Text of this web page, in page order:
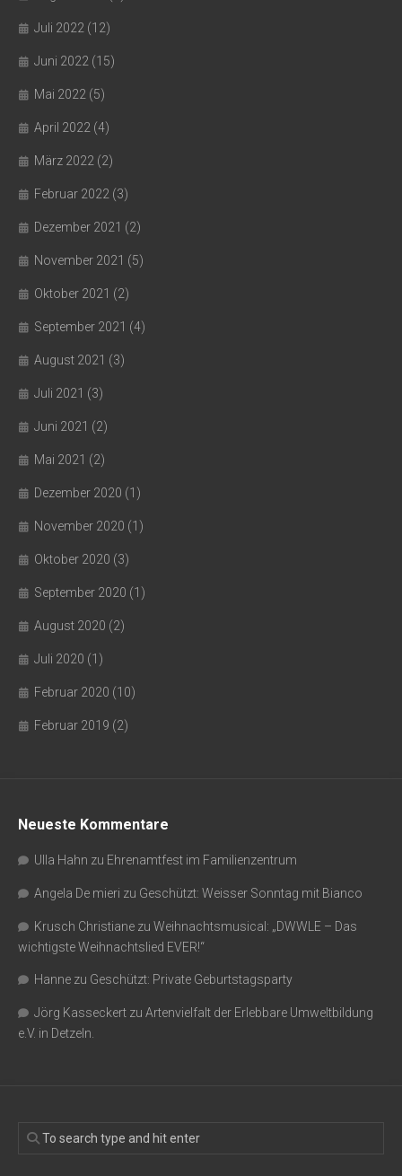
Juli 2022 (12)
Juni 2022 (15)
Mai 2022 (5)
April 2022 (4)
März 2022 (2)
Februar 2022 (3)
Dezember 2021 (2)
November 2021 (5)
Oktober 2021 (2)
September 2021 (4)
August 2021 (3)
Juli 2021 (3)
Juni 2021 (2)
Mai 2021 (2)
Dezember 2020 (1)
November 2020 (1)
Oktober 2020 (3)
September 2020 (1)
August 2020 (2)
Juli 2020 (1)
Februar 2020 (10)
Februar 2019 (2)
Neueste Kommentare
Ulla Hahn zu Ehrenamtfest im Familienzentrum
Angela De mieri zu Geschützt: Weisser Sonntag mit Bianco
Krusch Christiane zu Weihnachtsmusical: „DWWLE – Das
wichtigste Weihnachtslied EVER!“
Hanne zu Geschützt: Private Geburtstagsparty
Jörg Kasseckert zu Artenvielfalt der Erlebbare Umweltbildung
e.V. in Detzeln.